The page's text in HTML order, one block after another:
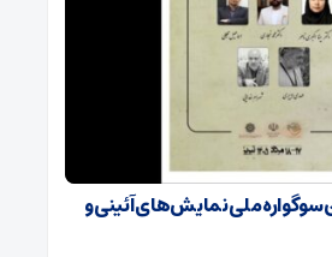
ملی نمایش‌های آئینی و